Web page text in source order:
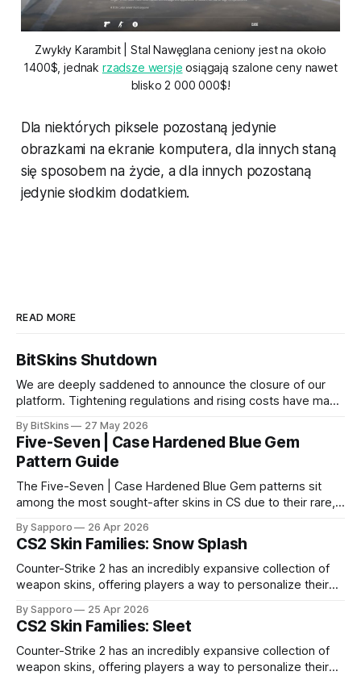
Zwykły Karambit | Stal Nawęglana ceniony jest na około
1400$, jednak rzadsze wersje osiągają szalone ceny nawet
blisko 2 000 000$!
Dla niektórych piksele pozostaną jedynie
obrazkami na ekranie komputera, dla innych staną
się sposobem na życie, a dla innych pozostaną
jedynie słodkim dodatkiem.
READ MORE
BitSkins Shutdown
We are deeply saddened to announce the closure of our
platform. Tightening regulations and rising costs have made
By BitSkins 27 May 2026
Five-Seven | Case Hardened Blue Gem
Pattern Guide
The Five-Seven | Case Hardened Blue Gem patterns sit
among the most sought-after skins in CS due to their rare,
especially because of their high blue percentage yet being
highly affordable. In 2025, top-tier Blue Gems, especially in
Factory New condition, have reached around
By Sapporo 26 Apr 2026
CS2 Skin Families: Snow Splash
Counter-Strike 2 has an incredibly expansive collection of
weapon skins, offering players a way to personalize their
selection, certain skin families have become iconic,
standing out due to their distinct aesthetics and recurring
presence across multiple weapons. From the sleek, comic-
book-inspired Neo-Noir
By Sapporo 25 Apr 2026
CS2 Skin Families: Sleet
Counter-Strike 2 has an incredibly expansive collection of
weapon skins, offering players a way to personalize their